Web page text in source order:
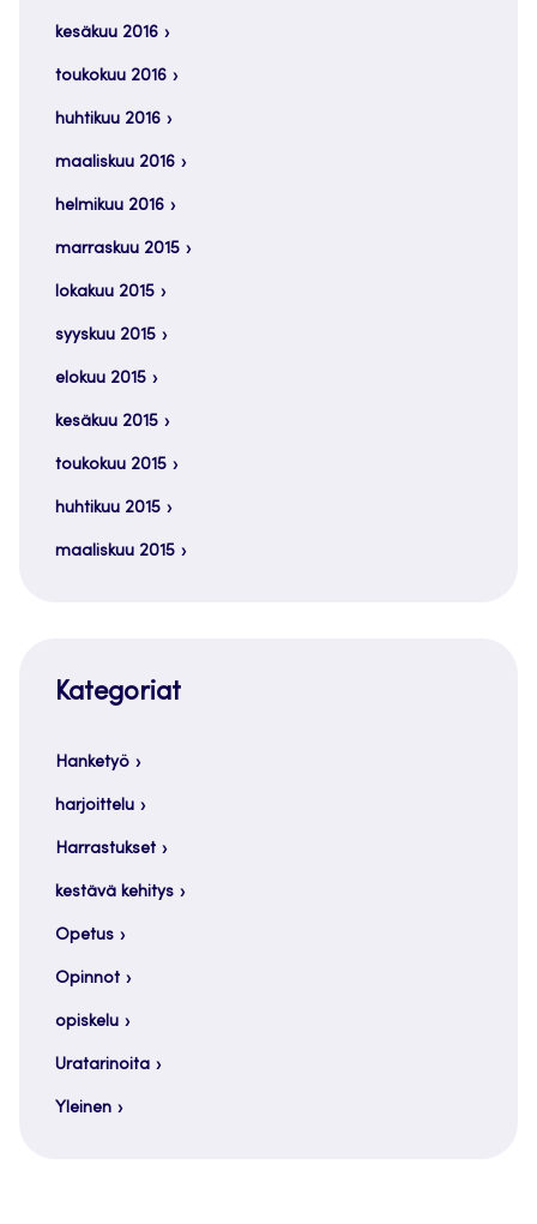
kesäkuu 2016
toukokuu 2016
huhtikuu 2016
maaliskuu 2016
helmikuu 2016
marraskuu 2015
lokakuu 2015
syyskuu 2015
elokuu 2015
kesäkuu 2015
toukokuu 2015
huhtikuu 2015
maaliskuu 2015
Kategoriat
Hanketyö
harjoittelu
Harrastukset
kestävä kehitys
Opetus
Opinnot
opiskelu
Uratarinoita
Yleinen